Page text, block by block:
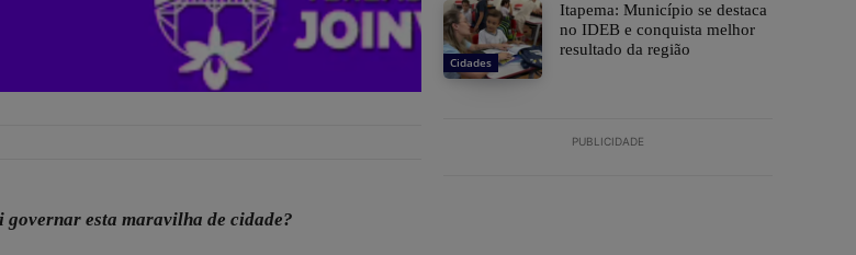
governar esta maravilha de cidade?
Cidades
Itapema: Município se destaca
no IDEB e conquista melhor
resultado da região
PUBLICIDADE